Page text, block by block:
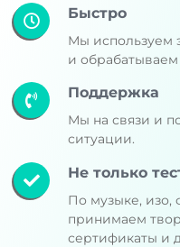
Быстро
Мы используем
и
Поддержка
Мы на связи и
ситуации.
Не только
По музыке, изо,
принимаем
сертификаты и